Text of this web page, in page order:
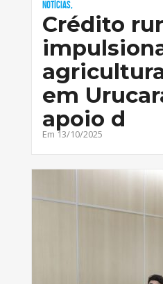
Notícias,
Crédito
em
apoio d
Em 13/10/2025